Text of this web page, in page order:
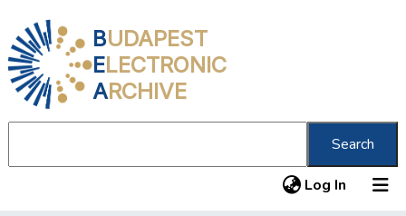
BUDAPEST
ELECTRONIC
ARCHIVE
Search
Log In (current)